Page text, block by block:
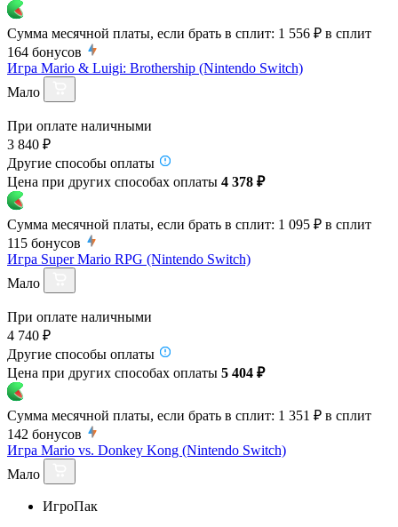
Сумма месячной платы, если брать в сплит: 1 556 ₽ в сплит
164 бонусов
Игра Mario & Luigi: Brothership (Nintendo Switch)
Мало
При оплате наличными
3 840 ₽
Другие способы оплаты
Цена при других способах оплаты 4 378 ₽
Сумма месячной платы, если брать в сплит: 1 095 ₽ в сплит
115 бонусов
Игра Super Mario RPG (Nintendo Switch)
Мало
При оплате наличными
4 740 ₽
Другие способы оплаты
Цена при других способах оплаты 5 404 ₽
Сумма месячной платы, если брать в сплит: 1 351 ₽ в сплит
142 бонусов
Игра Mario vs. Donkey Kong (Nintendo Switch)
Мало
ИгроПак